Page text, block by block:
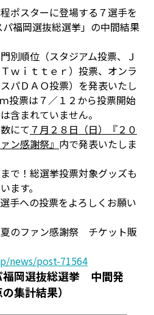
ポスターに登場する７選手を
福岡選抜総選挙」の中間結果
別順位（スタジアム投票、Ｊ
ｗｉｔｔｅｒ）投票、オンラ
パＤＡＯ投票）を発表いたし
投票は７／１２から投票開始
含まれていません。
にて ７月２８日（日）『２０
ン感謝祭』 内で発表いたしま
で！総選挙投票対象グッズも
ます。
手への投票をよろしくお願い
夏のファン感謝祭 チケット販
news/post-71564
福岡選抜総選挙 中間発
集計結果）